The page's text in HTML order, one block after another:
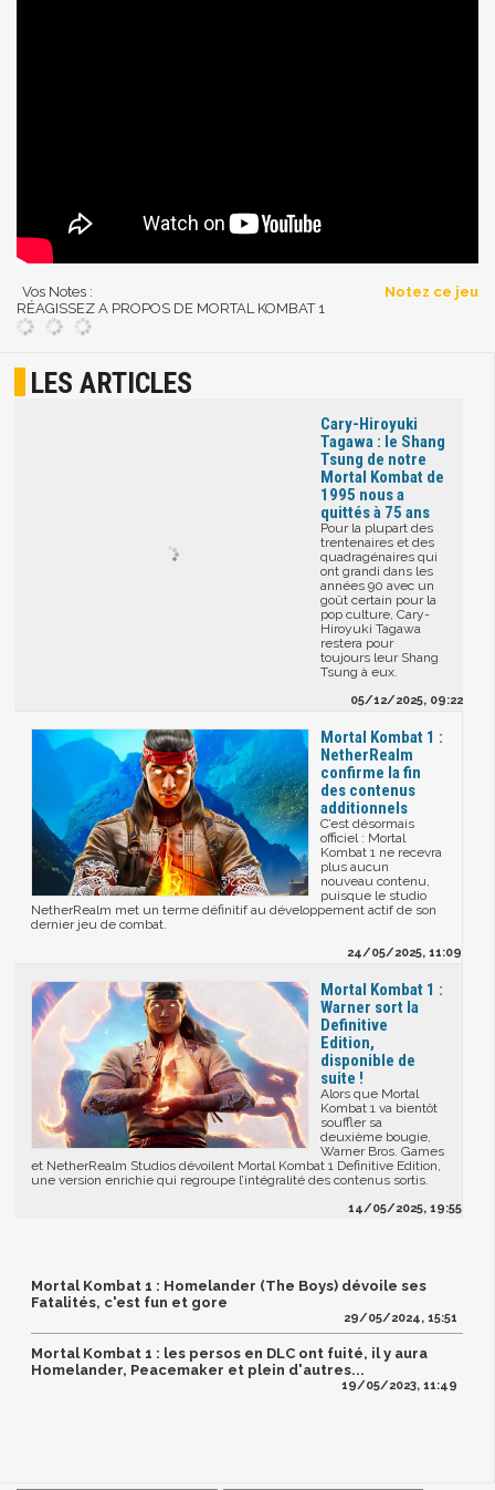
Vos Notes :
Notez ce jeu
RÉAGISSEZ A PROPOS DE MORTAL KOMBAT 1
LES ARTICLES
Cary-Hiroyuki
Tagawa : le Shang
Tsung de notre
Mortal Kombat de
1995 nous a
quittés à 75 ans
Pour la plupart des
trentenaires et des
quadragénaires qui
ont grandi dans les
années 90 avec un
goût certain pour la
pop culture, Cary-
Hiroyuki Tagawa
restera pour
toujours leur Shang
Tsung à eux.
05/12/2025, 09:22
Mortal Kombat 1 :
NetherRealm
confirme la fin
des contenus
additionnels
C’est désormais
officiel : Mortal
Kombat 1 ne recevra
plus aucun
nouveau contenu,
puisque le studio
NetherRealm met un terme définitif au développement actif de son
dernier jeu de combat.
24/05/2025, 11:09
Mortal Kombat 1 :
Warner sort la
Definitive
Edition,
disponible de
suite !
Alors que Mortal
Kombat 1 va bientôt
souffler sa
deuxième bougie,
Warner Bros. Games
et NetherRealm Studios dévoilent Mortal Kombat 1 Definitive Edition,
une version enrichie qui regroupe l’intégralité des contenus sortis.
14/05/2025, 19:55
Mortal Kombat 1 : Homelander (The Boys) dévoile ses
Fatalités, c'est fun et gore
29/05/2024, 15:51
Mortal Kombat 1 : les persos en DLC ont fuité, il y aura
Homelander, Peacemaker et plein d'autres...
19/05/2023, 11:49